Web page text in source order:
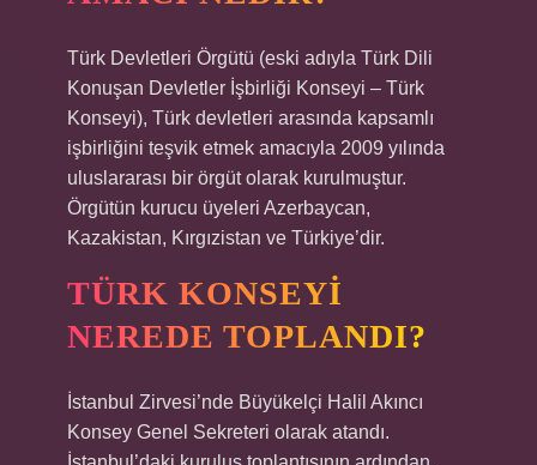
Türk Devletleri Örgütü (eski adıyla Türk Dili
Konuşan Devletler İşbirliği Konseyi – Türk
Konseyi), Türk devletleri arasında kapsamlı
işbirliğini teşvik etmek amacıyla 2009 yılında
uluslararası bir örgüt olarak kurulmuştur.
Örgütün kurucu üyeleri Azerbaycan,
Kazakistan, Kırgızistan ve Türkiye’dir.
TÜRK KONSEYI
NEREDE TOPLANDI?
İstanbul Zirvesi’nde Büyükelçi Halil Akıncı
Konsey Genel Sekreteri olarak atandı.